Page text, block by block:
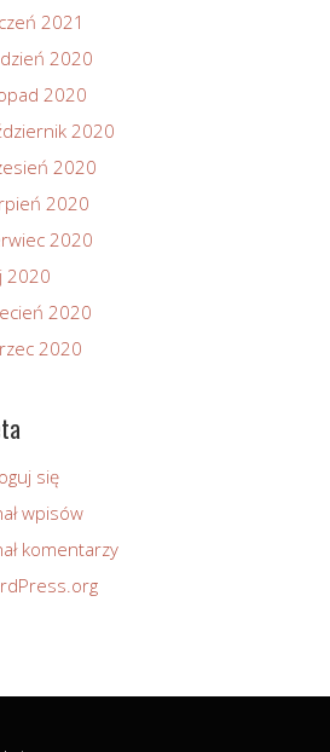
2021
2020
2020
2020
2020
2020
2020
2020
2020
2020
się
wpisów
komentarzy